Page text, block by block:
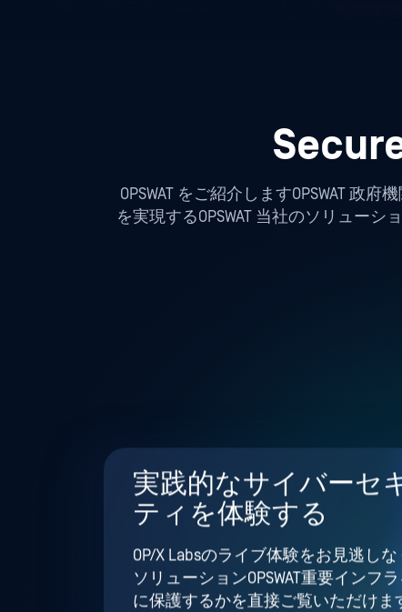
OPSWAT をご紹介しますOPSWAT
を実現するOPSWAT 当社のソリュー
実践的なサイバーセ
ティを体験する
OP/X Labsのライブ体験をお見逃しな
ソリューションOPSWAT重要インフ
に保護するかを直接ご覧いただけま